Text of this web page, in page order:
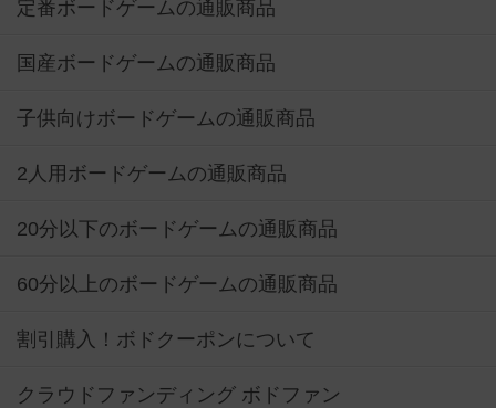
定番ボードゲームの通販商品
国産ボードゲームの通販商品
子供向けボードゲームの通販商品
2人用ボードゲームの通販商品
20分以下のボードゲームの通販商品
60分以上のボードゲームの通販商品
割引購入！ボドクーポンについて
クラウドファンディング ボドファン